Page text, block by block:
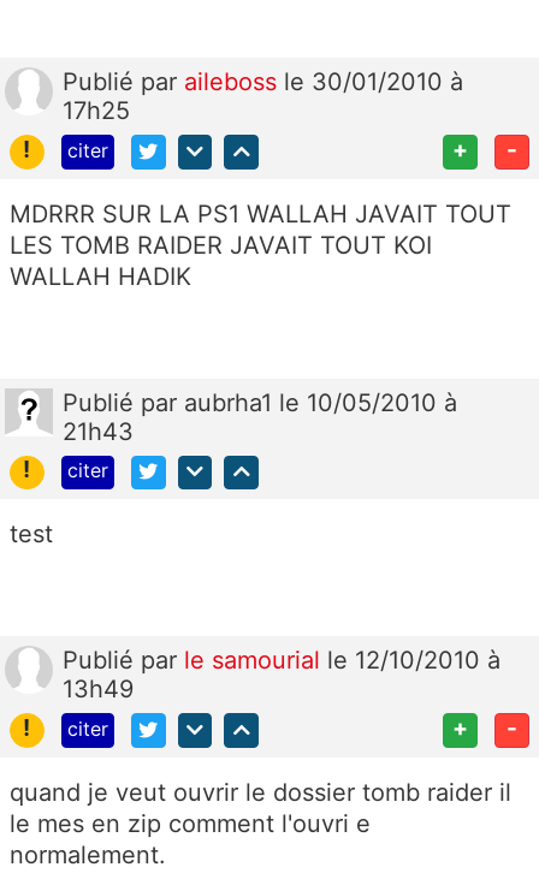
Publié par aileboss le 30/01/2010 à
17h25
!
citer + -
MDRRR SUR LA PS1 WALLAH JAVAIT TOUT
LES TOMB RAIDER JAVAIT TOUT KOI
WALLAH HADIK
Publié par aubrha1 le 10/05/2010 à
21h43
!
citer
test
Publié par le samourial le 12/10/2010 à
13h49
!
citer + -
quand je veut ouvrir le dossier tomb raider il
le mes en zip comment l'ouvri e
normalement.